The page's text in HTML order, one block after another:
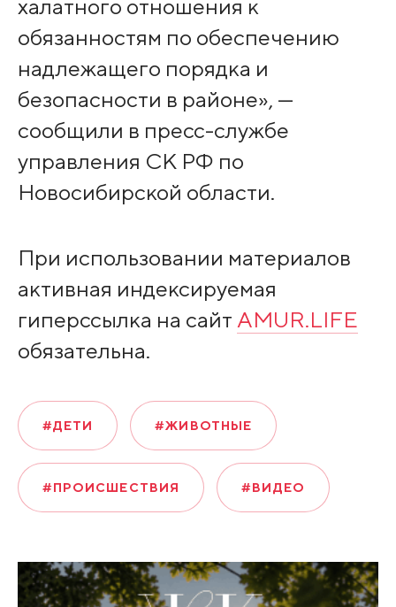
халатного отношения к
обязанностям по обеспечению
надлежащего порядка и
безопасности в районе», —
сообщили в пресс-службе
управления СК РФ по
Новосибирской области.
При использовании материалов
активная индексируемая
гиперссылка на сайт AMUR.LIFE
обязательна.
#ДЕТИ #ЖИВОТНЫЕ
#ПРОИСШЕСТВИЯ #ВИДЕО